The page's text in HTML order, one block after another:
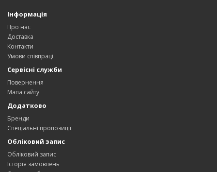
Інформація
Про нас
Доставка
Контакти
Умови співпраці
Сервісні служби
Повернення
Мапа сайту
Додатково
Бренди
Спеціальні пропозиції
Обліковий запис
Обліковий запис
Історія замовлень